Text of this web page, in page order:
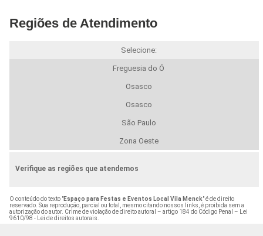
Regiões de Atendimento
Selecione:
Freguesia do Ó
Osasco
Osasco
São Paulo
Zona Oeste
Verifique as regiões que atendemos
O conteúdo do texto "Espaço para Festas e Eventos Local Vila Menck" é de direito
reservado. Sua reprodução, parcial ou total, mesmo citando nossos links, é proibida sem a
autorização do autor. Crime de violação de direito autoral – artigo 184 do Código Penal –
Lei
9610/98 - Lei de direitos autorais